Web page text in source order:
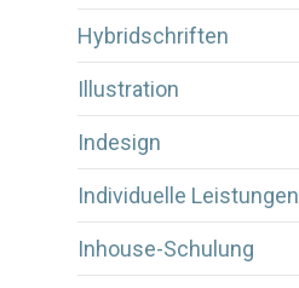
Hybridschriften
Illustration
Indesign
Individuelle Leistungen
Inhouse-Schulung